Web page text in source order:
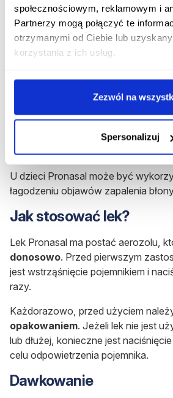
społecznościowym, reklamowym i
Partnerzy mogą połączyć te
otrzymanymi od Ciebie lub
korzystania z ich usług.
Zezwól na
Spersonalizuj
Rozpocznij
Dla kogo jest lek
objawów zapalenia śluzówki nosa
polipów nosa - wyłącznie dla
Pronasal dla dzieci
U dzieci Pronasal może być
łagodzeniu objawów zapalenia
Jak stosować lek?
Lek Pronasal ma postać aerozolu,
donosowo. Przed pierwszym
jest wstrząśnięcie pojemnikiem i
razy.
Każdorazowo, przed użyciem
opakowaniem. Jeżeli lek nie jest
lub dłużej, konieczne jest
celu odpowietrzenia pojemnika.
Dawkowanie